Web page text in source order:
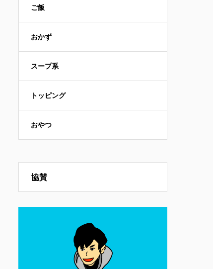
ご飯
おかず
スープ系
トッピング
おやつ
協賛